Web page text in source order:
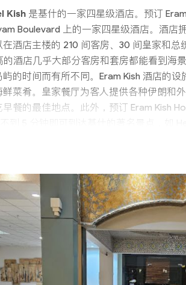
Kish 是基什的一家四星级酒店。预订
Boulevard 上的一家四星级酒店。酒
在酒店主楼的 210 间客房、30 间皇家和
的酒店几乎大部分客房和套房都能看到海
的时间而有所不同。Eram Kish 酒店的
鲜菜肴。皇家餐厅为客人提供各种伊朗和
早餐的最佳地点。此外，预订 Eram Kish
括提供位于酒店内的名为 "Cabanas" 的
拉姆酒店的独特之处
Kish 酒店提供豪华住宿，可欣赏到基什
捷的住宿体验。
服务